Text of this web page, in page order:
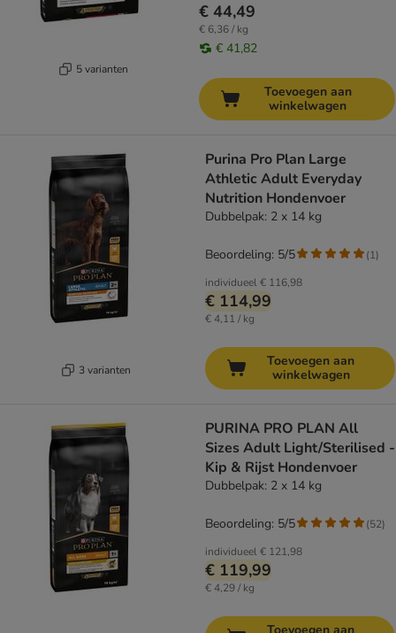
5 varianten
€ 44,49
€ 6,36 / kg
€ 41,82
Toevoegen aan
winkelwagen
3 varianten
Purina Pro Plan Large
Athletic Adult Everyday
Nutrition Hondenvoer
Dubbelpak: 2 x 14 kg
individueel€ 116,98
€ 114,99
€ 4,11 / kg
Beoordeling: 5/5 (1)
Toevoegen aan
winkelwagen
PURINA PRO PLAN All
Sizes Adult Light/Sterilised -
Kip & Rijst Hondenvoer
Dubbelpak: 2 x 14 kg
individueel€ 121,98
€ 119,99
€ 4,29 / kg
Beoordeling: 5/5 (52)